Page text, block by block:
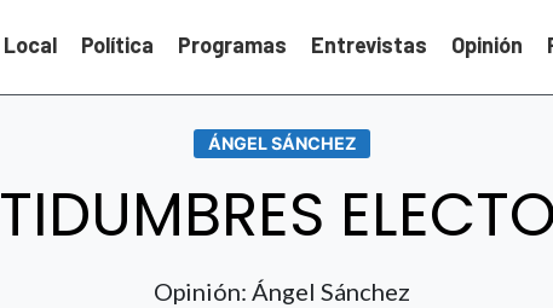
Local Política Programas Entrevistas Opinión
ÁNGEL SÁNCHEZ
Opinión: Ángel Sánchez